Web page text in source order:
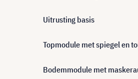
Uitrusting basis
Topmodule met spiegel en
Bodemmodule met